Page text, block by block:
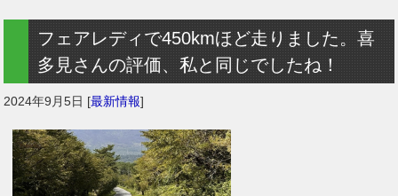
フェアレディで450kmほど走りました。喜
多見さんの評価、私と同じでしたね！
2024年9月5日 [最新情報]